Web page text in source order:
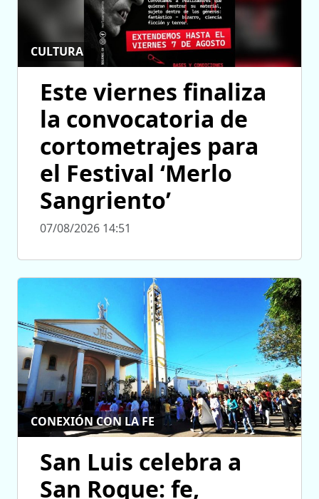
CULTURA
Este viernes finaliza
la convocatoria de
cortometrajes para
el Festival ‘Merlo
Sangriento’
07/08/2026 14:51
CONEXIÓN CON LA FE
San Luis celebra a
San Roque: fe,